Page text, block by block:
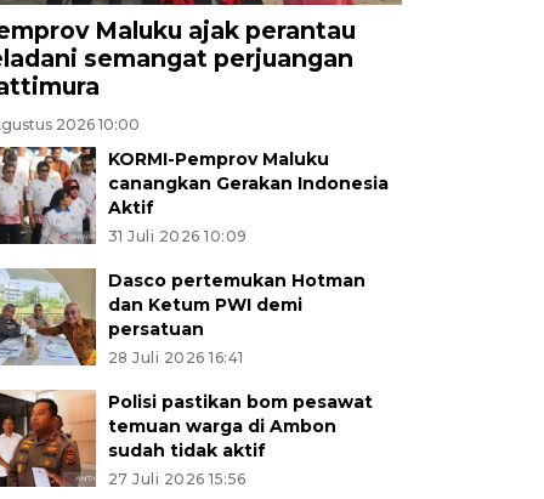
Maluku ajak perantau
semangat perjuangan
2026 10:00
KORMI-Pemprov Maluku
canangkan Gerakan Indonesia
Aktif
31 Juli 2026 10:09
Dasco pertemukan Hotman
dan Ketum PWI demi
persatuan
28 Juli 2026 16:41
Polisi pastikan bom pesawat
temuan warga di Ambon
sudah tidak aktif
27 Juli 2026 15:56